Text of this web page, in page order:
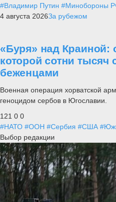
#Владимир Путин #Минобороны
4 августа 2026За рубежом
«Буря» над Краиной:
которой сотни тысяч
беженцами
Военная операция хорватской
геноцидом сербов в Югославии.
121 0 0
#НАТО #ООН #Сербия #США
Выбор редакции